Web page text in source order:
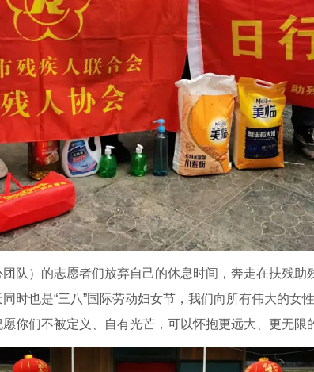
队）的志愿者们放弃自己的休息时间，奔走在扶残助
时也是“三八”国际劳动妇女节，我们向所有伟大的女
你们不被定义、自有光芒，可以怀抱更远大、更无限